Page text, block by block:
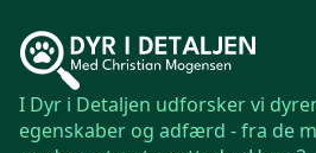
I Dyr i Detaljen udforsker vi
egenskaber og adfærd - fra de